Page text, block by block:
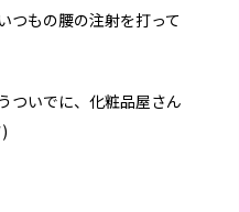
つもの腰の注射を打って
ついでに、化粧品屋さん